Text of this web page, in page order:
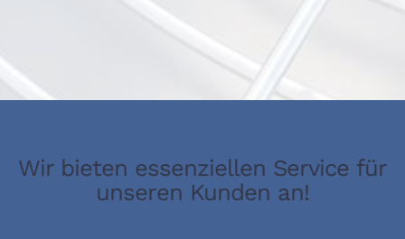
Wir bieten essenziellen Service für
unseren Kunden an!